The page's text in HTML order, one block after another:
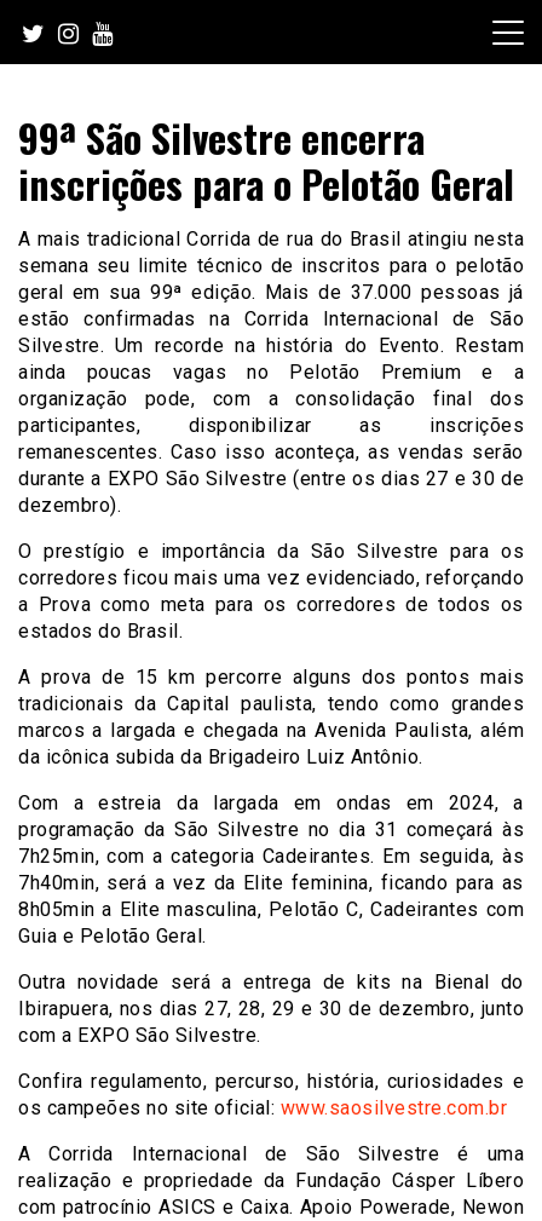
content
99ª São Silvestre encerra
inscrições para o Pelotão Geral
A mais tradicional Corrida de rua do Brasil atingiu nesta
semana seu limite técnico de inscritos para o pelotão
geral em sua 99ª edição. Mais de 37.000 pessoas já
estão confirmadas na Corrida Internacional de São
Silvestre. Um recorde na história do Evento. Restam
ainda poucas vagas no Pelotão Premium e a
organização pode, com a consolidação final dos
participantes, disponibilizar as inscrições
remanescentes. Caso isso aconteça, as vendas serão
durante a EXPO São Silvestre (entre os dias 27 e 30 de
dezembro).
O prestígio e importância da São Silvestre para os
corredores ficou mais uma vez evidenciado, reforçando
a Prova como meta para os corredores de todos os
estados do Brasil.
A prova de 15 km percorre alguns dos pontos mais
tradicionais da Capital paulista, tendo como grandes
marcos a largada e chegada na Avenida Paulista, além
da icônica subida da Brigadeiro Luiz Antônio.
Com a estreia da largada em ondas em 2024, a
programação da São Silvestre no dia 31 começará às
7h25min, com a categoria Cadeirantes. Em seguida, às
7h40min, será a vez da Elite feminina, ficando para as
8h05min a Elite masculina, Pelotão C, Cadeirantes com
Guia e Pelotão Geral.
Outra novidade será a entrega de kits na Bienal do
Ibirapuera, nos dias 27, 28, 29 e 30 de dezembro, junto
com a EXPO São Silvestre.
Confira regulamento, percurso, história, curiosidades e
os campeões no site oficial: www.saosilvestre.com.br
A Corrida Internacional de São Silvestre é uma
realização e propriedade da Fundação Cásper Líbero
com patrocínio ASICS e Caixa. Apoio Powerade, Newon